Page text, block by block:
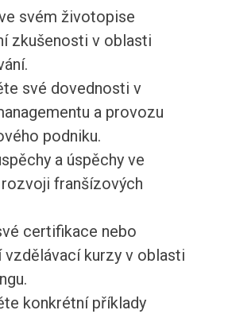
svém životopise
zkušenosti v oblasti
své dovednosti v
a provozu
podniku.
a úspěchy ve
franšízových
certifikace nebo
vzdělávací kurzy v oblasti
konkrétní příklady